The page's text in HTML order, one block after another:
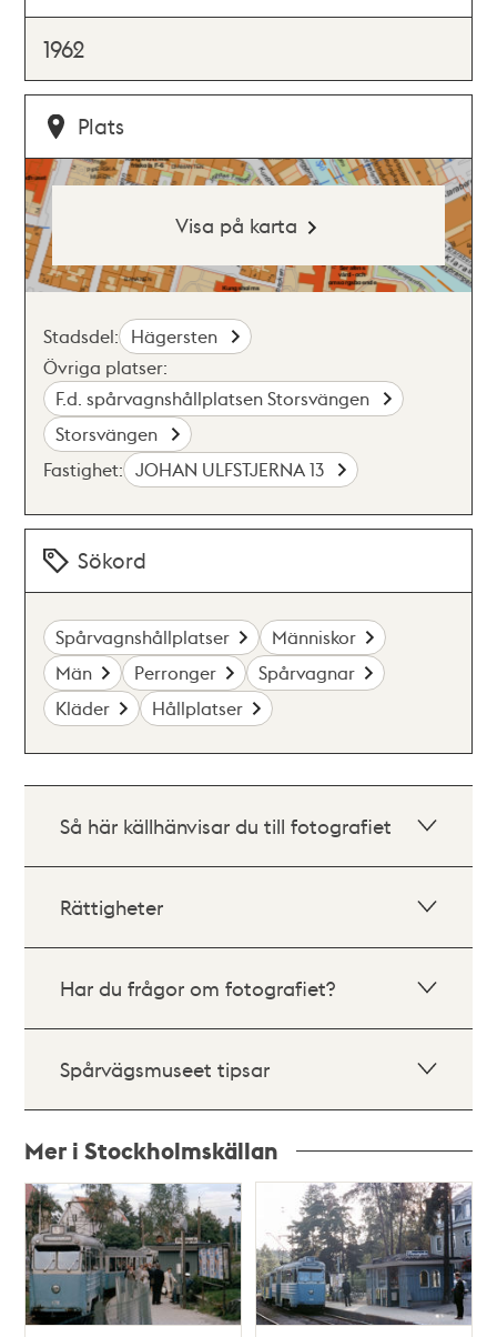
1962
Plats
Visa på karta
Stadsdel: Hägersten
Övriga platser:
F.d. spårvagnshållplatsen Storsvängen
Storsvängen
Fastighet: JOHAN ULFSTJERNA 13
Sökord
Spårvagnshållplatser
Människor
Män
Perronger
Spårvagnar
Kläder
Hållplatser
Så här källhänvisar du till fotografiet
Rättigheter
Har du frågor om fotografiet?
Spårvägsmuseet tipsar
Mer i Stockholmskällan
Relaterade
poster
och
teman